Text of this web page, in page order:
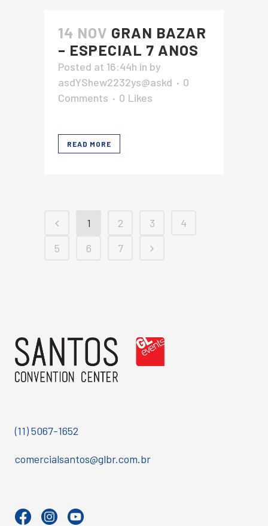
14 NOV GRAN BAZAR
– ESPECIAL 7 ANOS
Posted at 16:44h in by
asdYShew2232ys@askd
0
Comments
0 Likes
READ MORE
1 2 3
4
5
6 7
(11) 5067-1652
comercialsantos@glbr.com.br